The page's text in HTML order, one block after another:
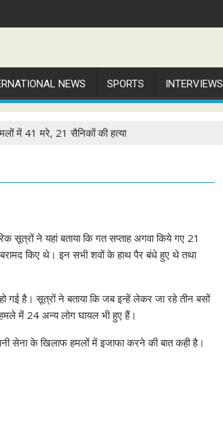
NEWS SPORTS INTERVIEWS
में 41 मरे, 21 सैनिकों की हत्या
सूत्रों ने यहां बताया कि गत सप्ताह अगवा किये गए 21
बरामद किए थे। इन सभी शवों के हाथ पैर बंधे हुए थे तथा
गई है। सूत्रों ने बताया कि जब इन्हें लेकर जा रहे तीन बसों
में 24 अन्य लोग घायल भी हुए हैं।
सेना के खिलाफ हमलों में इजाफा करने की बात कही है।